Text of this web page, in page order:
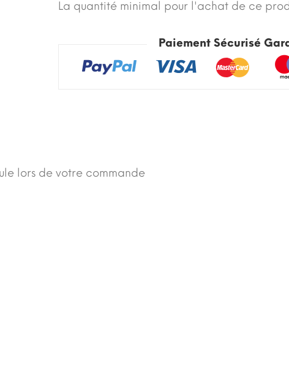
La quantité minimal pour l'achat de ce
Paiement Sécurisé
lors de votre commande